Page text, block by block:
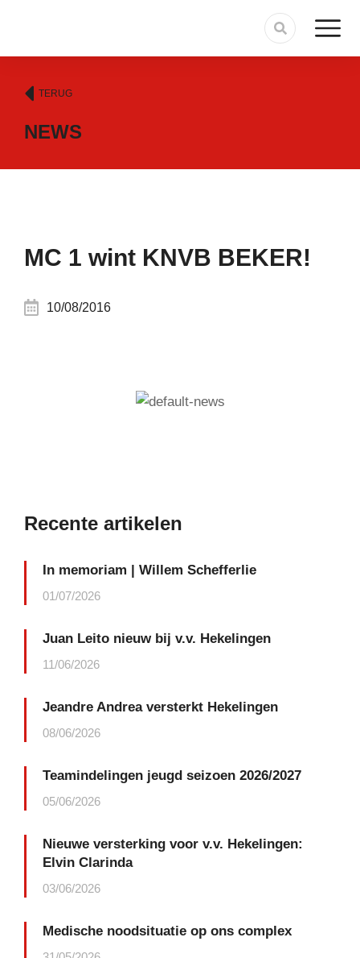
TERUG
NEWS
MC 1 wint KNVB BEKER!
10/08/2016
Recente artikelen
In memoriam | Willem Schefferlie
01/07/2026
Juan Leito nieuw bij v.v. Hekelingen
11/06/2026
Jeandre Andrea versterkt Hekelingen
08/06/2026
Teamindelingen jeugd seizoen 2026/2027
05/06/2026
Nieuwe versterking voor v.v. Hekelingen:
Elvin Clarinda
03/06/2026
Medische noodsituatie op ons complex